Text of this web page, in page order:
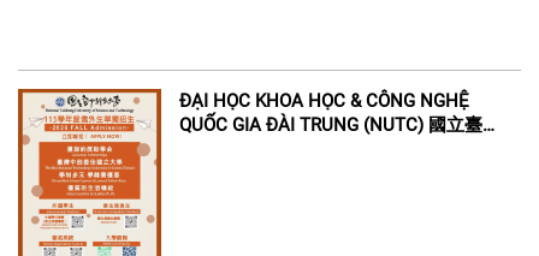
ĐẠI HỌC KHOA HỌC & CÔNG NGHỆ
QUỐC GIA ĐÀI TRUNG (NUTC) 國立臺